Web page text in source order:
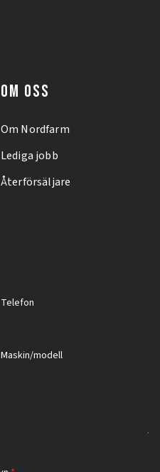
OM OSS
Om Nordfarm
Lediga jobb
Återförsäljare